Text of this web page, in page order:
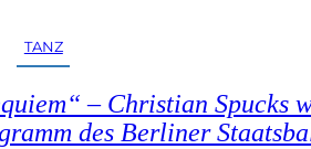
TANZ
– Christian Spucks
des Berliner